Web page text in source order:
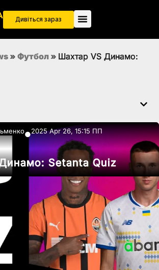
Дивіться зараз
» Футбол » Шахтар VS Динамо:
●2025 Apr 26, 15:15 ПП
Setanta Quiz